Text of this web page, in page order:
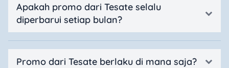
Apakah promo dari Tesate selalu
diperbarui setiap bulan?
Promo dari Tesate berlaku di mana saja?